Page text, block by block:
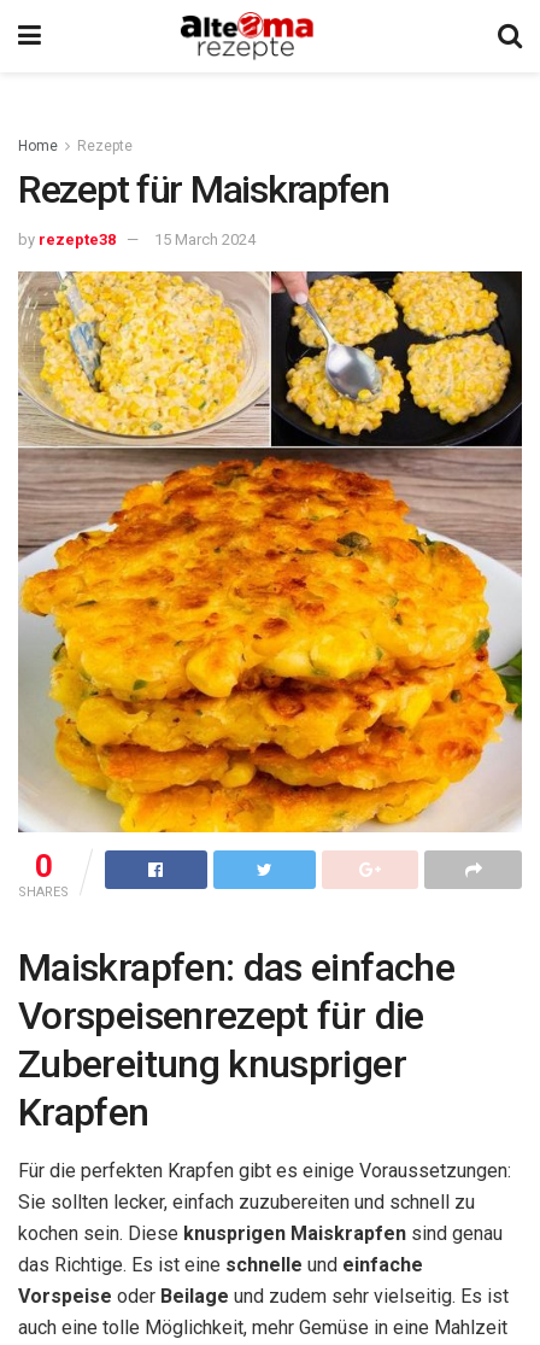
Home Rezepte
Rezept für Maiskrapfen
by rezepte38 15 March 2024
0
SHARES
Maiskrapfen: das einfache
Vorspeisenrezept für die
Zubereitung knuspriger
Krapfen
Für die perfekten Krapfen gibt es einige Voraussetzungen:
Sie sollten lecker, einfach zuzubereiten und schnell zu
kochen sein. Diese knusprigen Maiskrapfen sind genau
das Richtige. Es ist eine schnelle und einfache
Vorspeise oder Beilage und zudem sehr vielseitig. Es ist
auch eine tolle Möglichkeit, mehr Gemüse in eine Mahlzeit